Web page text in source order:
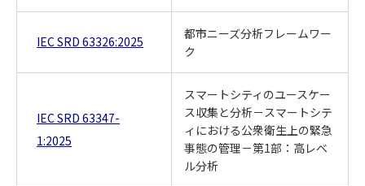
IEC SRD 63326:2025
都市ニーズ分析フレームワー
ク
IEC SRD 63347-
1:2025
スマートシティのユースケー
ス収集と分析－スマートシテ
ィにおける公衆衛生上の緊急
事態の管理－第1部：高レベ
ル分析